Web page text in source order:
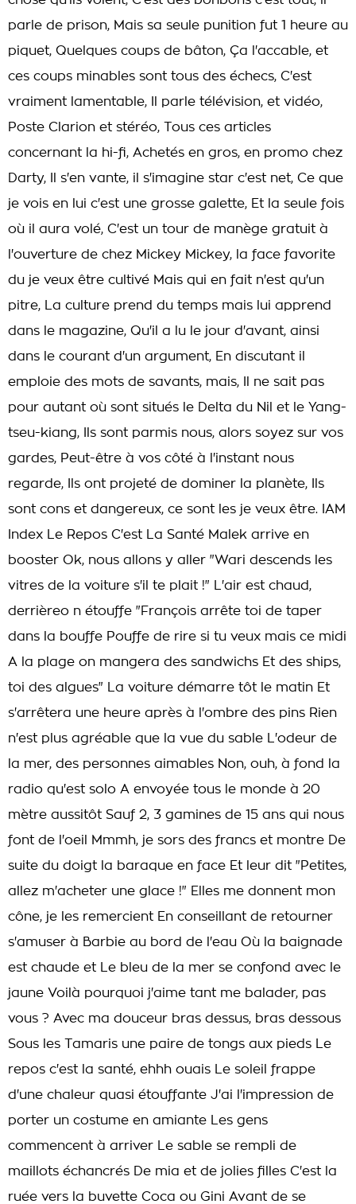
parle de prison, Mais sa seule punition fut 1 heure au
piquet, Quelques coups de bâton, Ça l'accable, et
ces coups minables sont tous des échecs, C'est
vraiment lamentable, Il parle télévision, et vidéo,
Poste Clarion et stéréo, Tous ces articles
concernant la hi-fi, Achetés en gros, en promo chez
Darty, Il s'en vante, il s'imagine star c'est net, Ce que
je vois en lui c'est une grosse galette, Et la seule fois
où il aura volé, C'est un tour de manège gratuit à
l'ouverture de chez Mickey Mickey, la face favorite
du je veux être cultivé Mais qui en fait n'est qu'un
pitre, La culture prend du temps mais lui apprend
dans le magazine, Qu'il a lu le jour d'avant, ainsi
dans le courant d'un argument, En discutant il
emploie des mots de savants, mais, Il ne sait pas
pour autant où sont situés le Delta du Nil et le Yang-
tseu-kiang, Ils sont parmis nous, alors soyez sur vos
gardes, Peut-être à vos côté à l'instant nous
regarde, Ils ont projeté de dominer la planète, Ils
sont cons et dangereux, ce sont les je veux être. IAM
Index Le Repos C'est La Santé Malek arrive en
booster Ok, nous allons y aller "Wari descends les
vitres de la voiture s'il te plait !" L'air est chaud,
derrièreo n étouffe "François arrête toi de taper
dans la bouffe Pouffe de rire si tu veux mais ce midi
A la plage on mangera des sandwichs Et des ships,
toi des algues" La voiture démarre tôt le matin Et
s'arrêtera une heure après à l'ombre des pins Rien
n'est plus agréable que la vue du sable L'odeur de
la mer, des personnes aimables Non, ouh, à fond la
radio qu'est solo A envoyée tous le monde à 20
mètre aussitôt Sauf 2, 3 gamines de 15 ans qui nous
font de l'oeil Mmmh, je sors des francs et montre De
suite du doigt la baraque en face Et leur dit "Petites,
allez m'acheter une glace !" Elles me donnent mon
cône, je les remercient En conseillant de retourner
s'amuser à Barbie au bord de l'eau Où la baignade
est chaude et Le bleu de la mer se confond avec le
jaune Voilà pourquoi j'aime tant me balader, pas
vous ? Avec ma douceur bras dessus, bras dessous
Sous les Tamaris une paire de tongs aux pieds Le
repos c'est la santé, ehhh ouais Le soleil frappe
d'une chaleur quasi étouffante J'ai l'impression de
porter un costume en amiante Les gens
commencent à arriver Le sable se rempli de
maillots échancrés De mia et de jolies filles C'est la
ruée vers la buvette Coca ou Gini Avant de se